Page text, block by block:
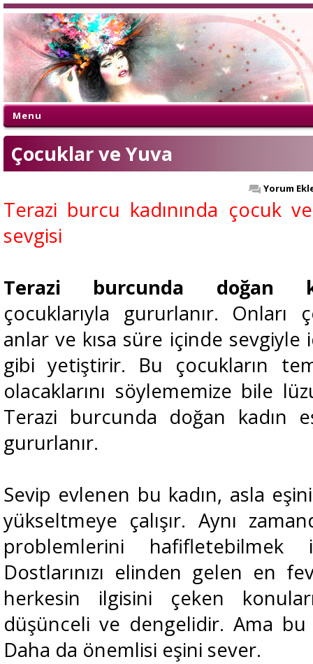
Menu
Çocuklar ve Yuva
Yorum
Terazi burcu kadınında çocuk
sevgisi
Terazi burcunda doğan
çocuklarıyla gururlanır. Onları
anlar ve kısa süre içinde
gibi yetiştirir. Bu çocukların
olacaklarını söylememize bile
Terazi burcunda doğan kadın
gururlanır.
Sevip evlenen bu kadın, asla
yükseltmeye çalışır. Aynı
problemlerini hafifletebilmek
Dostlarınızı elinden gelen en
herkesin ilgisini çeken
düşünceli ve dengelidir. Ama
Daha da önemlisi eşini sever.